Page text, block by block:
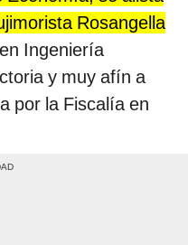
Rosangella
Ingeniería
y muy afín a
por la Fiscalía en